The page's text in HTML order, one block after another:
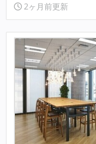
2ヶ月前更新